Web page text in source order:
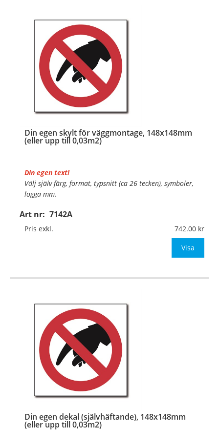
Din egen skylt för väggmontage, 148x148mm
(eller upp till 0,03m2)
Art nr: 7142A
Din egen text!
Välj själv färg, format, typsnitt (ca 26 tecken), symboler,
logga mm.
Material:Plan aluminium, 0,7mm (väggmontage)
Mått:148x148mm (eller annat mått upp till 0,03m²)
Pris exkl. 742.00
Visa
Din egen dekal (självhäftande), 148x148mm
(eller upp till 0,03m2)